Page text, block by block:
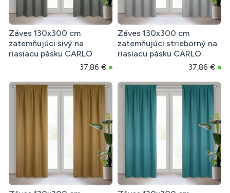
Záves 130x300 cm
zatemňujúci sivý na
riasiacu pásku CARLO
37,86 €
Záves 130x300 cm
zatemňujúci strieborný na
riasiacu pásku CARLO
37,86 €